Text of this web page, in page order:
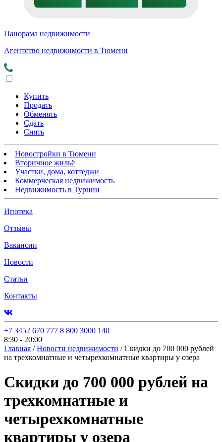
Панорама недвижимости
Агентство недвижимости в Тюмени
Купить
Продать
Обменять
Сдать
Снять
Новостройки в Тюмени
Вторичное жильё
Участки, дома, коттеджи
Коммерческая недвижимость
Недвижимость в Турции
Ипотека
Отзывы
Вакансии
Новости
Статьи
Контакты
+7 3452 670 777 8 800 3000 140
8:30 - 20:00
Главная / Новости недвижимости / Скидки до 700 000 рублей
на трехкомнатные и четырехкомнатные квартиры у озера
Скидки до 700 000 рублей на
трехкомнатные и
четырехкомнатные
квартиры у озера